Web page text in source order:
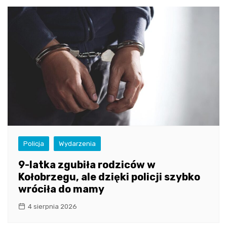
Policja Wydarzenia
9-latka zgubiła rodziców w
Kołobrzegu, ale dzięki policji szybko
wróciła do mamy
4 sierpnia 2026